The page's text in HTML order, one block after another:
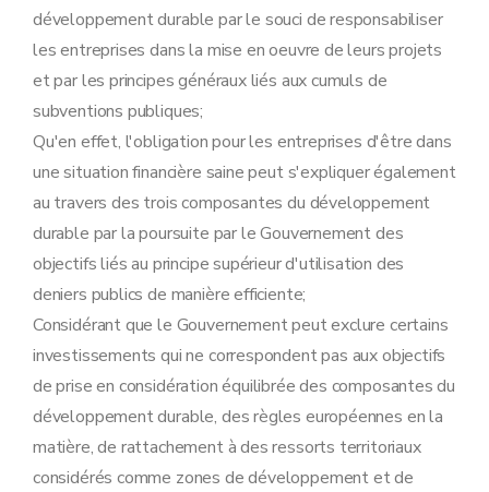
développement durable par le souci de responsabiliser
les entreprises dans la mise en oeuvre de leurs projets
et par les principes généraux liés aux cumuls de
subventions publiques;
Qu'en effet, l'obligation pour les entreprises d'être dans
une situation financière saine peut s'expliquer également
au travers des trois composantes du développement
durable par la poursuite par le Gouvernement des
objectifs liés au principe supérieur d'utilisation des
deniers publics de manière efficiente;
Considérant que le Gouvernement peut exclure certains
investissements qui ne correspondent pas aux objectifs
de prise en considération équilibrée des composantes du
développement durable, des règles européennes en la
matière, de rattachement à des ressorts territoriaux
considérés comme zones de développement et de